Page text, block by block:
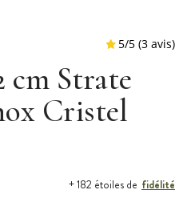
Strate
Cristel
+ 182 étoiles de fidélité